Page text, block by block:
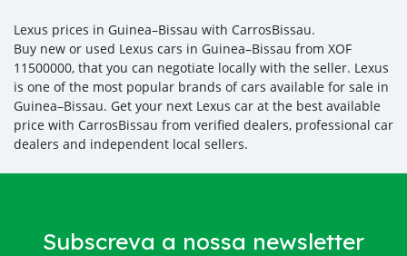
Lexus prices in Guinea–Bissau with CarrosBissau.
Buy new or used Lexus cars in Guinea–Bissau from XOF
11500000, that you can negotiate locally with the seller. Lexus
is one of the most popular brands of cars available for sale in
Guinea–Bissau. Get your next Lexus car at the best available
price with CarrosBissau from verified dealers, professional car
dealers and independent local sellers.
Subscreva a nossa newsletter